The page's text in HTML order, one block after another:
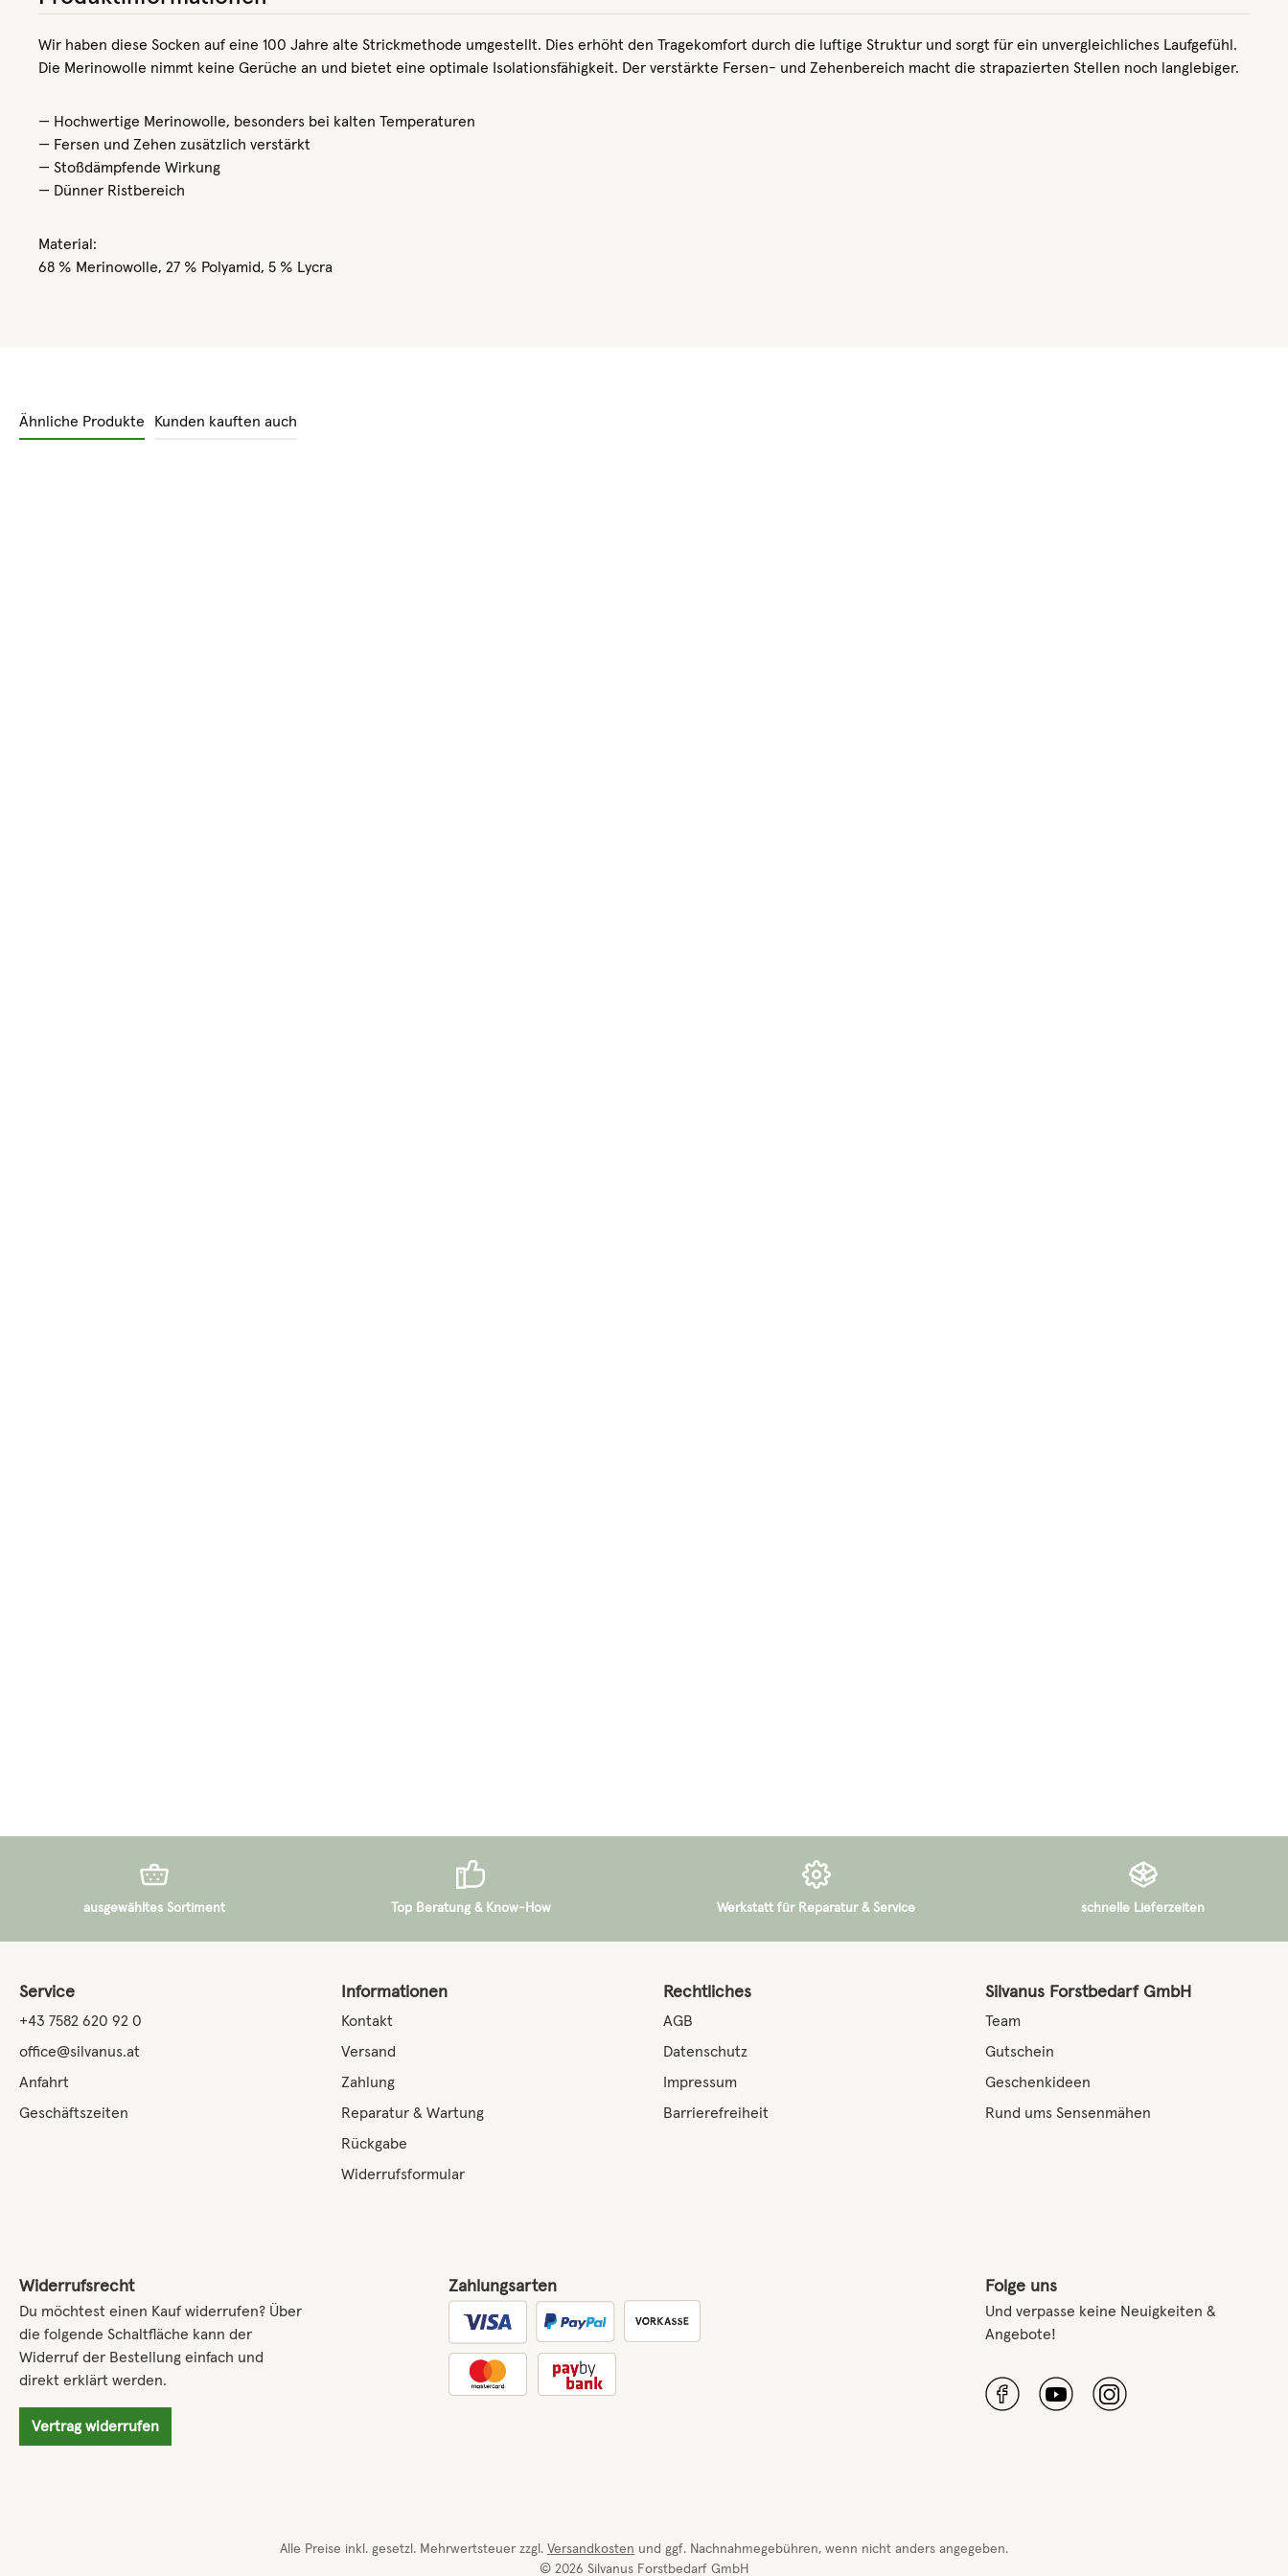
Wir haben diese Socken auf eine 100 Jahre alte Strickmethode umgestellt. Dies erhöht den Tragekomfort durch die luftige Struktur und sorgt für ein unvergleichliches Laufgefühl.
Die Merinowolle nimmt keine Gerüche an und bietet eine optimale Isolationsfähigkeit. Der verstärkte Fersen- und Zehenbereich macht die strapazierten Stellen noch langlebiger.
— Hochwertige Merinowolle, besonders bei kalten Temperaturen
— Fersen und Zehen zusätzlich verstärkt
— Stoßdämpfende Wirkung
— Dünner Ristbereich
Material:
68 % Merinowolle, 27 % Polyamid, 5 % Lycra
Ähnliche Produkte Kunden kauften auch
ausgewähltes Sortiment Top Beratung & Know-How Werkstatt für Reparatur & Service schnelle Lieferzeiten
Service
+43 7582 620 92 0
office@silvanus.at
Anfahrt
Geschäftszeiten
Informationen
Kontakt
Versand
Zahlung
Reparatur & Wartung
Rückgabe
Widerrufsformular
Rechtliches
AGB
Datenschutz
Impressum
Barrierefreiheit
Silvanus Forstbedarf GmbH
Team
Gutschein
Geschenkideen
Rund ums Sensenmähen
Widerrufsrecht
Du möchtest einen Kauf widerrufen? Über
die folgende Schaltfläche kann der
Widerruf der Bestellung einfach und
direkt erklärt werden.
Vertrag widerrufen
Zahlungsarten Folge uns
Und verpasse keine Neuigkeiten &
Angebote!
Alle Preise inkl. gesetzl. Mehrwertsteuer zzgl. Versandkosten und ggf. Nachnahmegebühren, wenn nicht anders angegeben.
© 2026 Silvanus Forstbedarf GmbH